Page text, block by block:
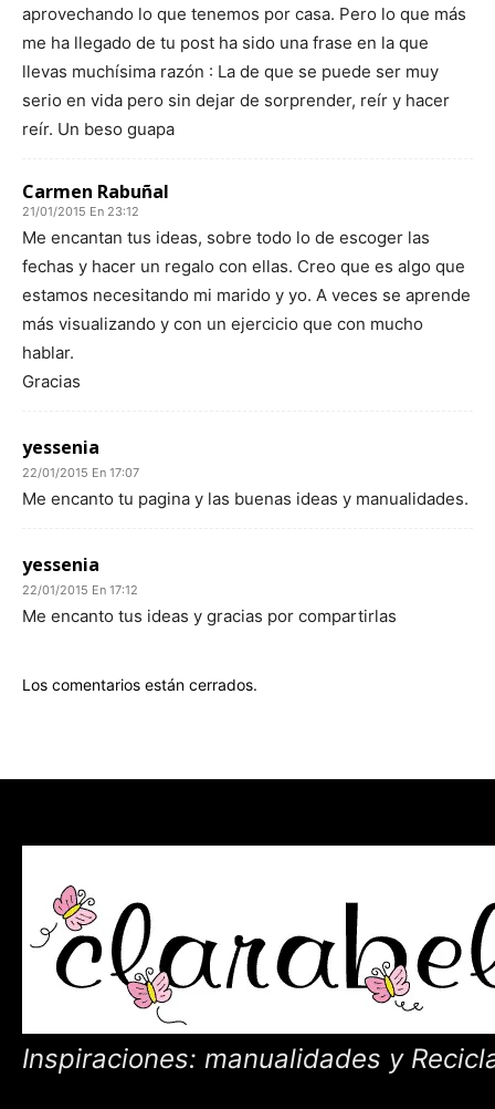
aprovechando lo que tenemos por casa. Pero lo que más
me ha llegado de tu post ha sido una frase en la que
llevas muchísima razón : La de que se puede ser muy
serio en vida pero sin dejar de sorprender, reír y hacer
reír. Un beso guapa
Carmen Rabuñal
21/01/2015 En 23:12
Me encantan tus ideas, sobre todo lo de escoger las
fechas y hacer un regalo con ellas. Creo que es algo que
estamos necesitando mi marido y yo. A veces se aprende
más visualizando y con un ejercicio que con mucho
hablar.
Gracias
yessenia
22/01/2015 En 17:07
Me encanto tu pagina y las buenas ideas y manualidades.
yessenia
22/01/2015 En 17:12
Me encanto tus ideas y gracias por compartirlas
Los comentarios están cerrados.
Inspiraciones: manualidades y